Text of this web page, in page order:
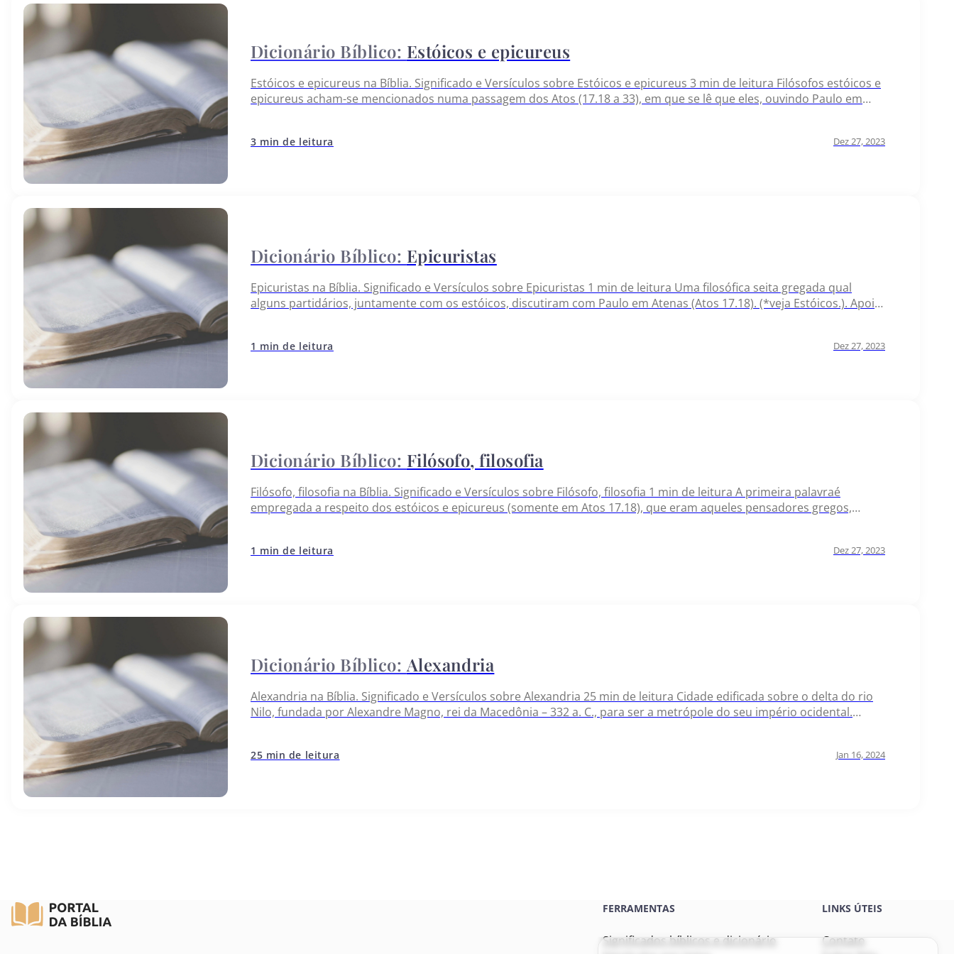
Estóicos e epicureus
Estóicos e epicureus na Bíblia. Significado e Versículos sobre Estóicos e epicureus 3 min de leitura Filósofos estóicos e
epicureus acham-se mencionados numa passagem dos Atos (17.18 a 33), em que se lê que eles, ouvindo Paulo em
3 min de leitura Dez 27, 2023
Epicuristas
Epicuristas na Bíblia. Significado e Versículos sobre Epicuristas 1 min de leitura Uma filosófica seita gregada qual
alguns partidários, juntamente com os estóicos, discutiram com Paulo em Atenas (Atos 17.18). (*veja Estóicos.). Apoie
1 min de leitura Dez 27, 2023
Filósofo, filosofia
Filósofo, filosofia na Bíblia. Significado e Versículos sobre Filósofo, filosofia 1 min de leitura A primeira palavraé
empregada a respeito dos estóicos e epicureus (somente em Atos 17.18), que eram aqueles pensadores gregos,
1 min de leitura Dez 27, 2023
Alexandria
Alexandria na Bíblia. Significado e Versículos sobre Alexandria 25 min de leitura Cidade edificada sobre o delta do rio
Nilo, fundada por Alexandre Magno, rei da Macedônia – 332 a. C., para ser a metrópole do seu império ocidental.
25 min de leitura Jan 16, 2024
FERRAMENTAS
Significados bíblicos e dicionário
LINKS ÚTEIS
Contato